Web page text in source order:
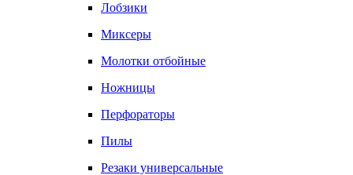
Лобзики
Миксеры
Молотки отбойные
Ножницы
Перфораторы
Пилы
Резаки универсальные